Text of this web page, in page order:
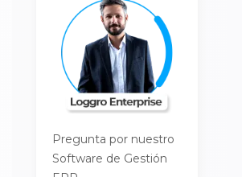
Pregunta por nuestro
Software de Gestión